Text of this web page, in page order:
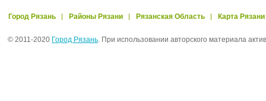
Город Рязань Районы Рязани Рязанская Область Карта Рязани
© 2011-2020 Город Рязань. При использовании авторского материала